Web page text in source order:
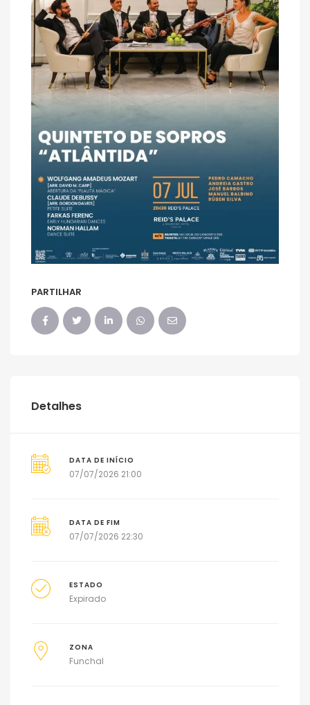
PARTILHAR
Detalhes
DATA DE INÍCIO
07/07/2026 21:00
DATA DE FIM
07/07/2026 22:30
ESTADO
Expirado
ZONA
Funchal